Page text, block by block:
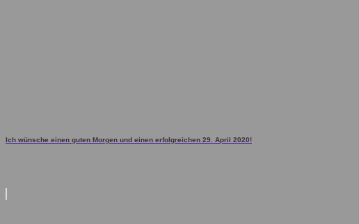
Ich wünsche einen guten Morgen und einen erfolgreichen 29. April 2020!